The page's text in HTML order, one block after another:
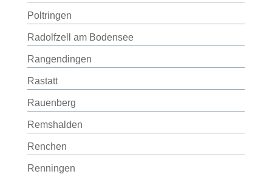
Poltringen
Radolfzell am Bodensee
Rangendingen
Rastatt
Rauenberg
Remshalden
Renchen
Renningen